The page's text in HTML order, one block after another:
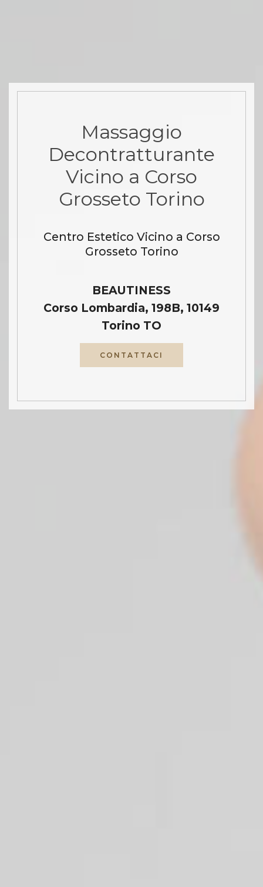
Massaggio
Decontratturante
Vicino a Corso
Grosseto Torino
Centro Estetico Vicino a Corso
Grosseto Torino
BEAUTINESS
Corso Lombardia, 198B, 10149
Torino TO
CONTATTACI